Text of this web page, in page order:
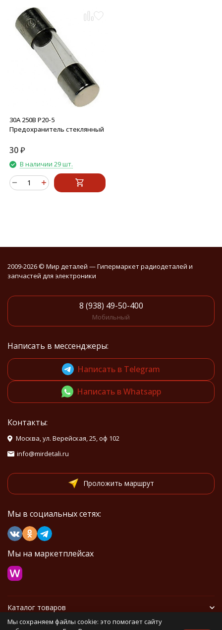
30А 250В P20-5
Предохранитель стеклянный
30₽
В наличии 29 шт.
2009-2026 © Мир деталей — Гипермаркет радиодеталей и
запчастей для электроники
8 (938) 49-50-400
Мобильный
Написать в мессенджеры:
Написать в Telegram
Написать в Whatsapp
Контакты:
Москва, ул. Верейская, 25, оф 102
info@mirdetali.ru
Проложить маршрут
Мы в социальных сетях:
Мы на маркетплейсах
Каталог товаров
Мы сохраняем файлы cookie: это помогает сайту